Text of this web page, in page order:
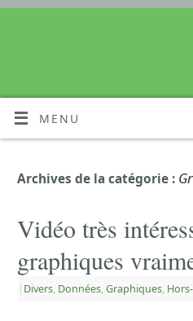
MENU
Archives de la catégorie :
Vidéo très
graphiques
| Divers, Données, Graphiques,